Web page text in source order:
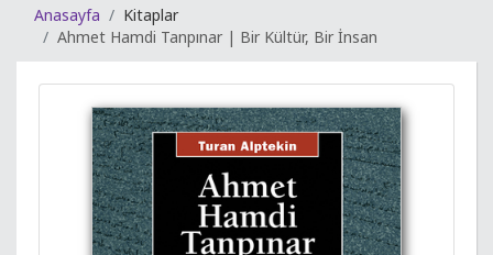
Anasayfa
Kitaplar
Ahmet Hamdi Tanpınar | Bir Kültür, Bir İnsan